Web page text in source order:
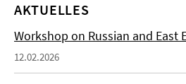
AKTUELLES
Workshop on Russian and East
12.02.2026